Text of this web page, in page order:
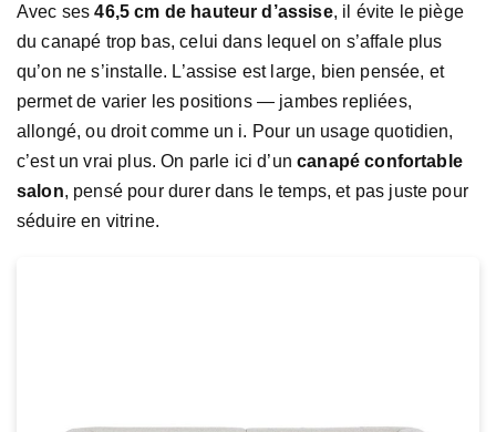
Avec ses46,5 cm de hauteur d’assise, il évite le piège
du canapé trop bas, celui dans lequel on s’affale plus
qu’on ne s’installe. L’assise est large, bien pensée, et
permet de varier les positions — jambes repliées,
allongé, ou droit comme un i. Pour un usage quotidien,
c’est un vrai plus. On parle ici d’uncanapé confortable
salon, pensé pour durer dans le temps, et pas juste pour
séduire en vitrine.